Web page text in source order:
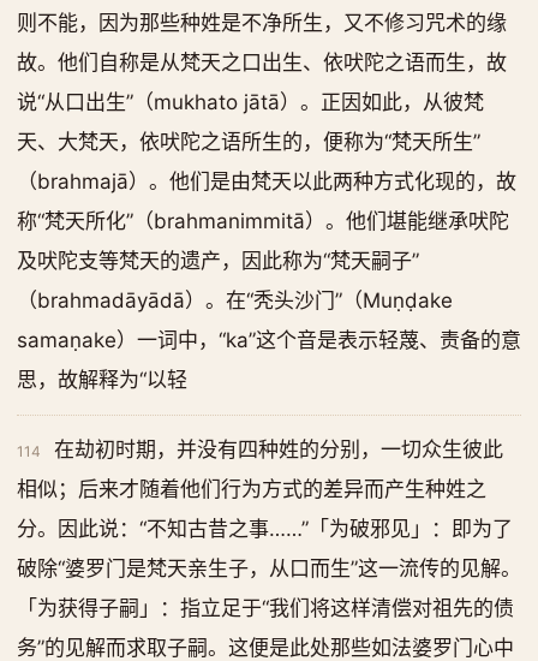
则不能，因为那些种姓是不净所生，又不修习咒术的缘
故。他们自称是从梵天之口出生、依吠陀之语而生，故
说“从口出生”（mukhato jātā）。正因如此，从彼梵
天、大梵天，依吠陀之语所生的，便称为“梵天所生”
（brahmajā）。他们是由梵天以此两种方式化现的，故
称“梵天所化”（brahmanimmitā）。他们堪能继承吠陀
及吠陀支等梵天的遗产，因此称为“梵天嗣子”
（brahmadāyādā）。在“秃头沙门”（Muṇḍake
samaṇake）一词中，“ka”这个音是表示轻蔑、责备的意
思，故解释为“以轻
114
在劫初时期，并没有四种姓的分别，一切众生彼此
相似；后来才随着他们行为方式的差异而产生种姓之
分。因此说：“不知古昔之事……”「为破邪见」：即为了
破除“婆罗门是梵天亲生子，从口而生”这一流传的见解。
「为获得子嗣」：指立足于“我们将这样清偿对祖先的债
务”的见解而求取子嗣。这便是此处那些如法婆罗门心中